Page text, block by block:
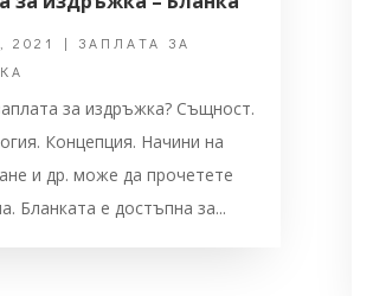
2021 | ЗАПЛАТА ЗА
за издръжка? Същност.
Концепция. Начини на
и др. може да прочетете
Бланката е достъпна за...